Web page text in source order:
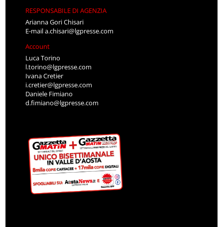
RESPONSABILE DI AGENZIA
Arianna Gori Chisari
E-maila.chisari@lgpresse.com
Account
Luca Torino
l.torino@lgpresse.com
Ivana Cretier
i.cretier@lgpresse.com
Daniele Fimiano
d.fimiano@lgpresse.com